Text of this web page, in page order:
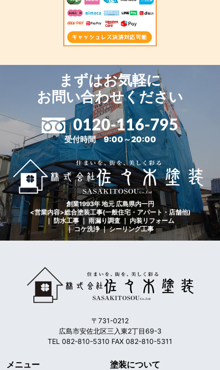
まずはお気軽に
お問い合わせください
0120-116-795
受付時間 9:00～20:00
創業1993年 地元 広島県内一円
<営業内容>総合塗装工事(一般住宅・アパート・店舗他)
｜ 防水工事 ｜ 雨漏り調査 ｜ 内装リフォーム
｜ コケ洗浄 ｜ シーリング工事
〒731-0212
広島市安佐北区三入東2丁目69-3
TEL 082-810-5310 FAX 082-810-5311
メニュー 塗装について